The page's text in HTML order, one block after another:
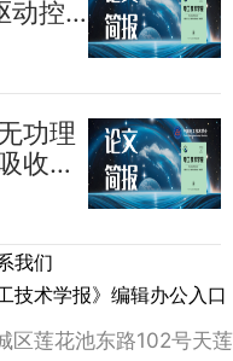
动控
功理
收能
我们
技术学报》编辑办公入口
区莲花池东路102号天莲